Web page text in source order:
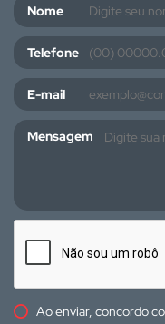
Nome
Telefone
E-mail
Mensagem
Ao enviar, concordo